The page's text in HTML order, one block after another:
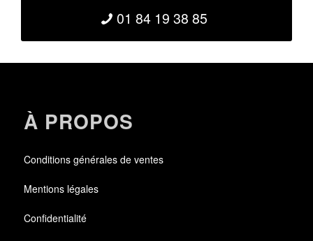
01 84 19 38 85
À PROPOS
Conditions générales de ventes
Mentions légales
Confidentialité